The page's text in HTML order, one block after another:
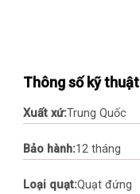
Thông số kỹ thuật
Xuất xứ:Trung Quốc
Bảo hành:12 tháng
Loại quạt:Quạt đứng